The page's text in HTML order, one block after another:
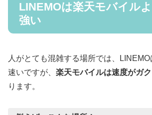
LINEMOは楽天モバイル
強い
人がとても混雑する場所では、
速いですが、 楽天モバイルは速度がガ
ります。